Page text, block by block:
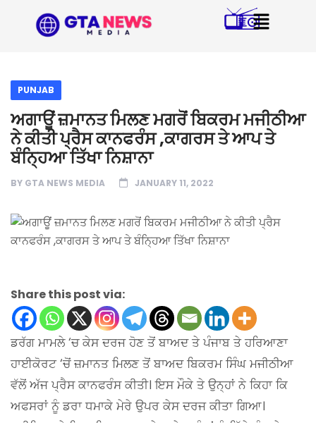
PUNJAB
ਅਗਾਊਂ ਜ਼ਮਾਨਤ ਮਿਲਣ ਮਗਰੋਂ ਬਿਕਰਮ ਮਜੀਠੀਆ
ਨੇ ਕੀਤੀ ਪ੍ਰੈਸ ਕਾਨਫਰੰਸ ,ਕਾਗਰਸ ਤੇ ਆਪ ਤੇ
ਬੰਨ੍ਹਿਆ ਤਿੱਖਾ ਨਿਸ਼ਾਨਾ
BY GTA NEWS MEDIA JANUARY 11, 2022
Share this post via:
ਡਰੱਗ ਮਾਮਲੇ ‘ਚ ਕੇਸ ਦਰਜ ਹੋਣ ਤੋਂ ਬਾਅਦ ਤੇ ਪੰਜਾਬ ਤੇ ਹਰਿਆਣਾ
ਹਾਈਕੋਰਟ ‘ਚੋਂ ਜ਼ਮਾਨਤ ਮਿਲਣ ਤੋਂ ਬਾਅਦ ਬਿਕਰਮ ਸਿੰਘ ਮਜੀਠੀਆ
ਵੱਲੋਂ ਅੱਜ ਪ੍ਰੈਸ ਕਾਨਫਰੰਸ ਕੀਤੀ। ਇਸ ਮੌਕੇ ਤੇ ਉਨ੍ਹਾਂ ਨੇ ਕਿਹਾ ਕਿ
ਅਫਸਰਾਂ ਨੂੰ ਡਰਾ ਧਮਾਕੇ ਮੇਰੇ ਉਪਰ ਕੇਸ ਦਰਜ ਕੀਤਾ ਗਿਆ।